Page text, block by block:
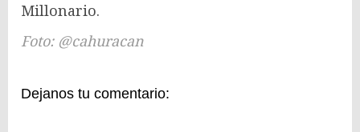
Millonario.
Foto: @cahuracan
Dejanos tu comentario: